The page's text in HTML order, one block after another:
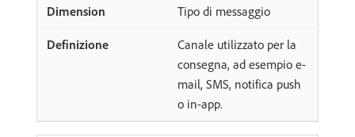
Tipo di messaggio
Canale utilizzato per la
consegna, ad esempio e-
mail, SMS, notifica push
o in-app.